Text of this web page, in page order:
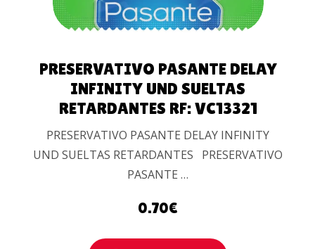
PRESERVATIVO PASANTE DELAY
INFINITY UND SUELTAS
RETARDANTES RF: VC13321
PRESERVATIVO PASANTE DELAY INFINITY
UND SUELTAS RETARDANTES PRESERVATIVO
PASANTE …
0.70€